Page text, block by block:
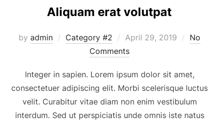
Aliquam erat volutpat
by admin Category #2
Posted
on
April 29, 2019
No
Comments
Integer in sapien. Lorem ipsum dolor sit amet,
consectetuer adipiscing elit. Morbi scelerisque luctus
velit. Curabitur vitae diam non enim vestibulum
interdum. Sed ut perspiciatis unde omnis iste natus